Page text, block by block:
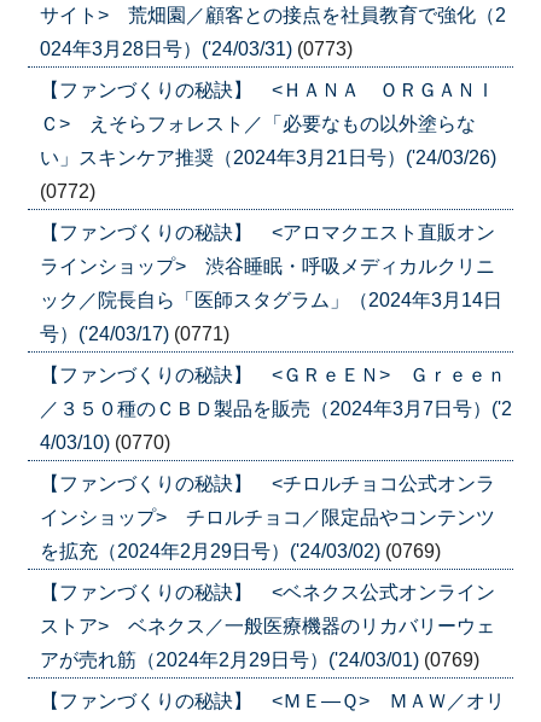
サイト> 荒畑園／顧客との接点を社員教育で強化（2
024年3月28日号）('24/03/31) (0773)
【ファンづくりの秘訣】 <ＨＡＮＡ ＯＲＧＡＮＩ
Ｃ> えそらフォレスト／「必要なもの以外塗らな
い」スキンケア推奨（2024年3月21日号）('24/03/26)
(0772)
【ファンづくりの秘訣】 <アロマクエスト直販オン
ラインショップ> 渋谷睡眠・呼吸メディカルクリニ
ック／院長自ら「医師スタグラム」（2024年3月14日
号）('24/03/17) (0771)
【ファンづくりの秘訣】 <ＧＲｅＥＮ> Ｇｒｅｅｎ
／３５０種のＣＢＤ製品を販売（2024年3月7日号）('2
4/03/10) (0770)
【ファンづくりの秘訣】 <チロルチョコ公式オンラ
インショップ> チロルチョコ／限定品やコンテンツ
を拡充（2024年2月29日号）('24/03/02) (0769)
【ファンづくりの秘訣】 <ベネクス公式オンライン
ストア> ベネクス／一般医療機器のリカバリーウェ
アが売れ筋（2024年2月29日号）('24/03/01) (0769)
【ファンづくりの秘訣】 <ＭＥ―Ｑ> ＭＡＷ／オリ